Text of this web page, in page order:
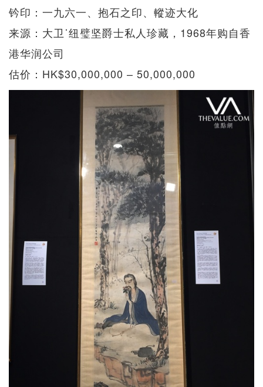
钤印：一九六一、抱石之印、䡮迹大化
来源：大卫˙纽璧坚爵士私人珍藏，1968年购自香
港华润公司
估价：HK$30,000,000 – 50,000,000